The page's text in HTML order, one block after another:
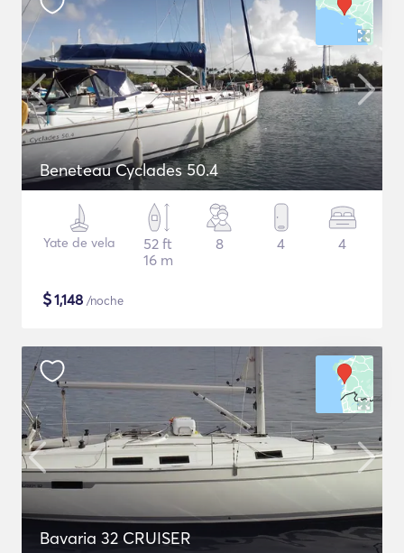
Beneteau Cyclades 50.4
Yate de vela
52 ft
16 m
8 4 4
$1,148 /noche
Bavaria 32 CRUISER